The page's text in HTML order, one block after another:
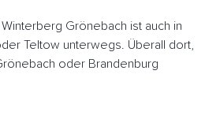
Grönebach ist auch in
Teltow unterwegs. Überall dort,
oder Brandenburg